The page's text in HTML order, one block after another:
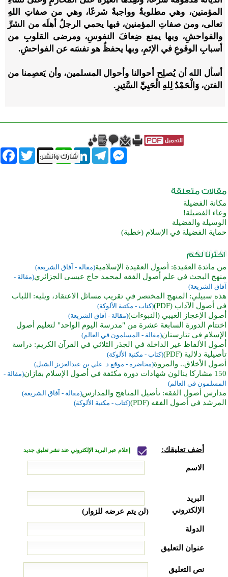
المؤمنين، وهي مطلوبةٌ وواجبةٌ شرعًا، وهي من صفاتِ اللهِ
تعالى، ومن صفاتِ المؤمنين، فبها يحمي الرجلُ أهلَه من الشرِّ
والفواحشِ، وبها يمنع ضِعافَ النفوسِ، ومرضى القلوبِ من
أسبابِ الوقوعِ في الإثمِ، وبها يحفظُ هو نفسَه عن الفواحشِ.
أسأل الله أن يُصلِح أحوالنا وأحوال المسلمين، وأن يَعصِمنا من
الفتن، وَالْحَمْدُ لِلهِ الْحَيِيِّ السَّتِيرِ.
Twitter X
WhatsAppLinkedInTelegram
Messenger
مكانة الفضيلة
وعاء الفضيلة!
الوسيلة والفضيلة
حماية الفضيلة في الإسلام (خطبة)
من مائدة العقيدة: أصول العقيدة الإسلامية(مقالة - آفاق الشريعة)
منهج البحث في علم أصول الفقه لمحمد حاج عيسى الجزائري(مقالة -
آفاق الشريعة)
هذه سبيلي: المنهج المختصر في تقريب مسائل الاعتقاد، ويليه: اللباب
في أصول الآداب (PDF)
(كتاب - مكتبة الألوكة)
أصول الإعجاز الغيبي (النبوءات)(مقالة - آفاق الشريعة)
اختتام الدورة السابعة عشرة من "مدرسة اليوم الواحد" لتعليم أصول
الإسلام في تتارستان(مقالة - المسلمون في العالم)
أصول الألفاظ غير الداخلة في الجذر الثلاثي في القرآن الكريم: دراسة
تأصيلية دلالية (PDF)
(كتاب - مكتبة الألوكة)
أصول الأخلاق.. والمروة(محاضرة - موقع د. علي بن عبدالعزيز الشبل)
150 مشاركا ينالون شهادات دورة مكثفة في أصول الإسلام بقازان
(مقالة -
المسلمون في العالم)
مدارس أصول الفقه: تأصيل المناهج والمدارس(مقالة - آفاق الشريعة)
المرشد في أصول الفقه (PDF) (كتاب - مكتبة الألوكة)
أضف تعليقك: إعلام عبر البريد الإلكتروني عند نشر تعليق جديد
الاسم
البريد
الإلكتروني
(لن يتم عرضه للزوار)
الدولة
عنوان التعليق
نص التعليق